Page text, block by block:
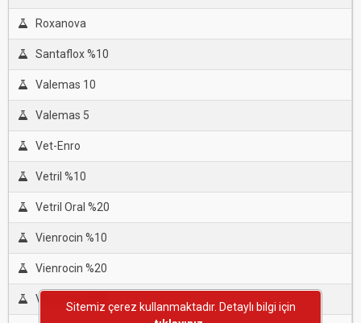
Roxanova
Santaflox %10
Valemas 10
Valemas 5
Vet-Enro
Vetril %10
Vetril Oral %20
Vienrocin %10
Vienrocin %20
Vienrocin %80
Sitemiz çerez kullanmaktadır. Detaylı bilgi için